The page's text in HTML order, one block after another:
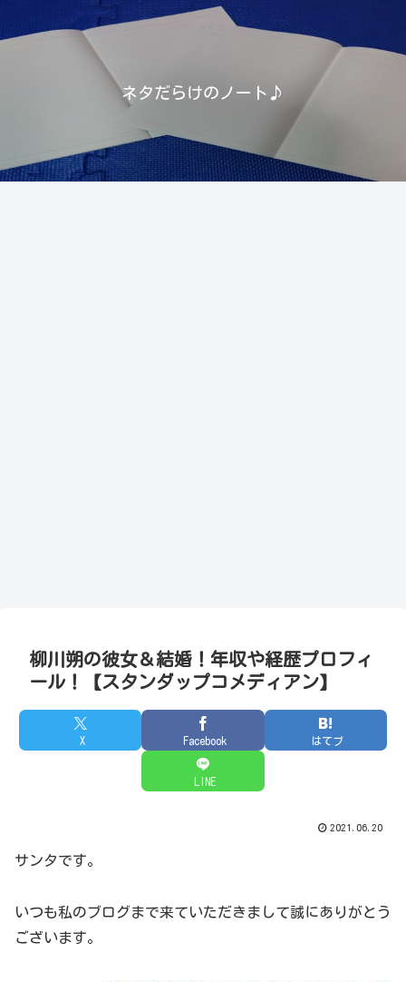
ネタだらけのノート♪
柳川朔の彼女＆結婚！年収や経歴プロフィ
ール！【スタンダップコメディアン】
X Facebook はてブ
LINE
2021.06.20
サンタです。
いつも私のブログまで来ていただきまして誠にありがとう
ございます。